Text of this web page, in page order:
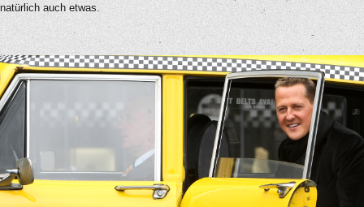
natürlich auch etwas.